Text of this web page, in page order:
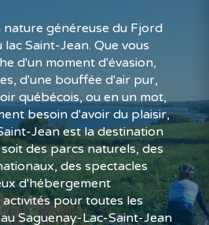
nature généreuse du Fjord
Saint-Jean. Que vous
d'un moment d'évasion,
d'une bouffée d'air pur,
québécois, ou en un mot,
besoin d'avoir du plaisir,
Jean est la destination
des parcs naturels, des
des spectacles
d'hébergement
pour toutes les
Saguenay-Lac-Saint-Jean